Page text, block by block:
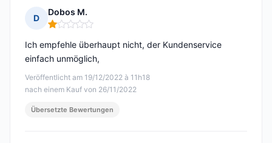
D
Dobos M.
Hinweis: 1 von 5
Veröffentlicht am 19/12/2022 à 11h18
nach einem Kauf von 26/11/2022
Ich empfehle überhaupt nicht, der Kundenservice
einfach unmöglich,
Übersetzte Bewertungen